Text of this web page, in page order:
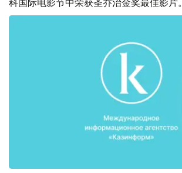
科国际电影节中荣获圣乔治金奖最佳影片。